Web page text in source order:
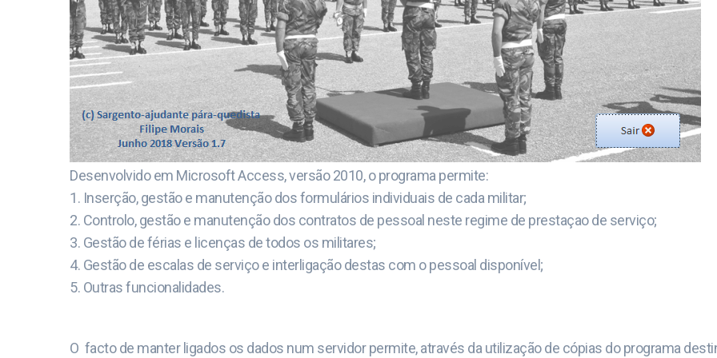
Desenvolvido em Microsoft Access, versão 2010, o programa permite:
1. Inserção, gestão e manutenção dos formulários individuais de cada militar;
2. Controlo, gestão e manutenção dos contratos de pessoal neste regime de prestaçao de serviço;
3. Gestão de férias e licenças de todos os militares;
4. Gestão de escalas de serviço e interligação destas com o pessoal disponível;
5. Outras funcionalidades.
O facto de manter ligados os dados num servidor permite, através da utilização de cópias do programa